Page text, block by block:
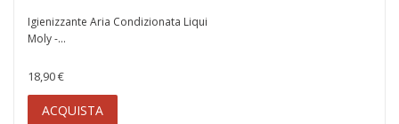
Igienizzante Aria Condizionata Liqui
Moly -...
18,90 €
ACQUISTA